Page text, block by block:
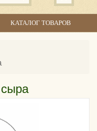
КАТАЛОГ ТОВАРОВ
сыра